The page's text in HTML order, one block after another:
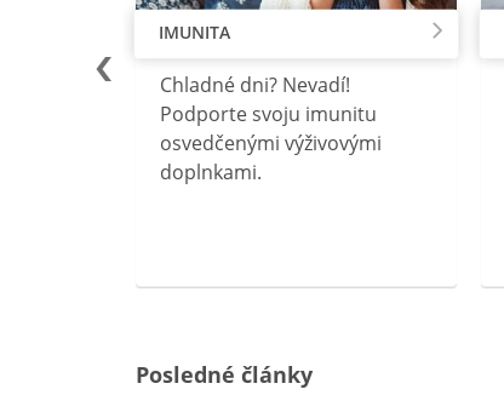
IMUNITA
Chladné dni? Nevadí!
Podporte svoju imunitu
osvedčenými výživovými
doplnkami.
Posledné články